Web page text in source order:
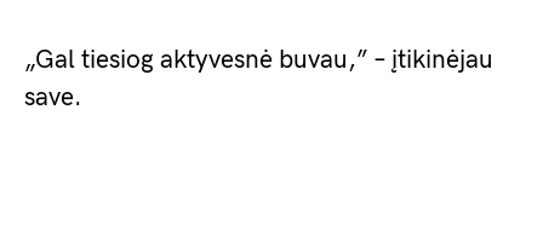
„Gal tiesiog aktyvesnė buvau,” – įtikinėjau
save.